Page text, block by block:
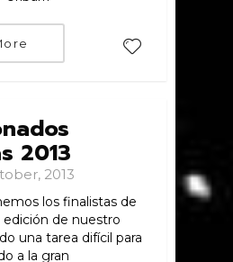
2013
2013
los finalistas de
de nuestro
una tarea difícil para
a la gran